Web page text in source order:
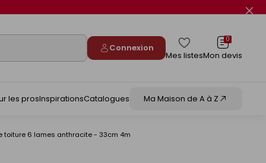
Connexion
Mes listes
0
Mon devis
les prosInspirationsCatalogues Ma Maison de A à Z
toiture 6 lames anthracite - 33cm 4m